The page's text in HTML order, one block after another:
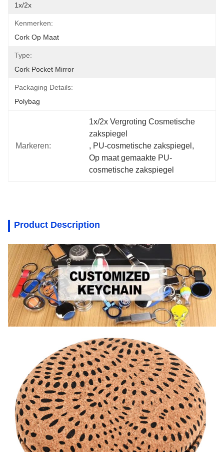
1x/2x
Kenmerken:
Cork Op Maat
Type:
Cork Pocket Mirror
Packaging Details:
Polybag
Markeren:
1x/2x Vergroting Cosmetische
zakspiegel
, PU-cosmetische zakspiegel ,
Op maat gemaakte PU-
cosmetische zakspiegel
Product Description